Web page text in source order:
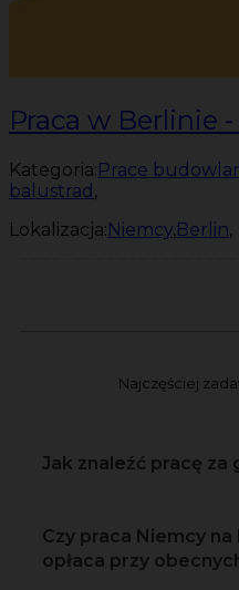
Praca w Berlinie
Kategoria:Prace
balustrad ,
Lokalizacja:Niemcy,Berlin,
Najczęściej
Jak znaleźć pracę za
Czy praca Niemcy
opłaca przy